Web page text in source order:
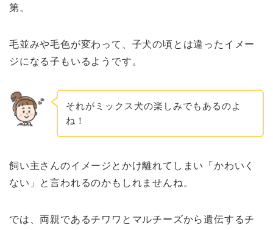
第。
毛並みや毛色が変わって、子犬の頃とは違ったイメー
ジになる子もいるようです。
それがミックス犬の楽しみでもあるのよ
ね！
飼い主さんのイメージとかけ離れてしまい「かわいく
ない」と言われるのかもしれませんね。
では、両親であるチワワとマルチーズから遺伝するチ